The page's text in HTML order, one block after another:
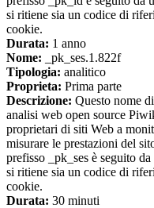
si ritiene sia un codice di
cookie.
Durata: 1 anno
Nome: _pk_ses.1.822f
Tipologia: analitico
Proprieta: Prima parte
Descrizione: Questo nome
analisi web open source
proprietari di siti Web a
misurare le prestazioni del
prefisso _pk_ses è seguito
si ritiene sia un codice di
cookie.
Durata: 30 minuti